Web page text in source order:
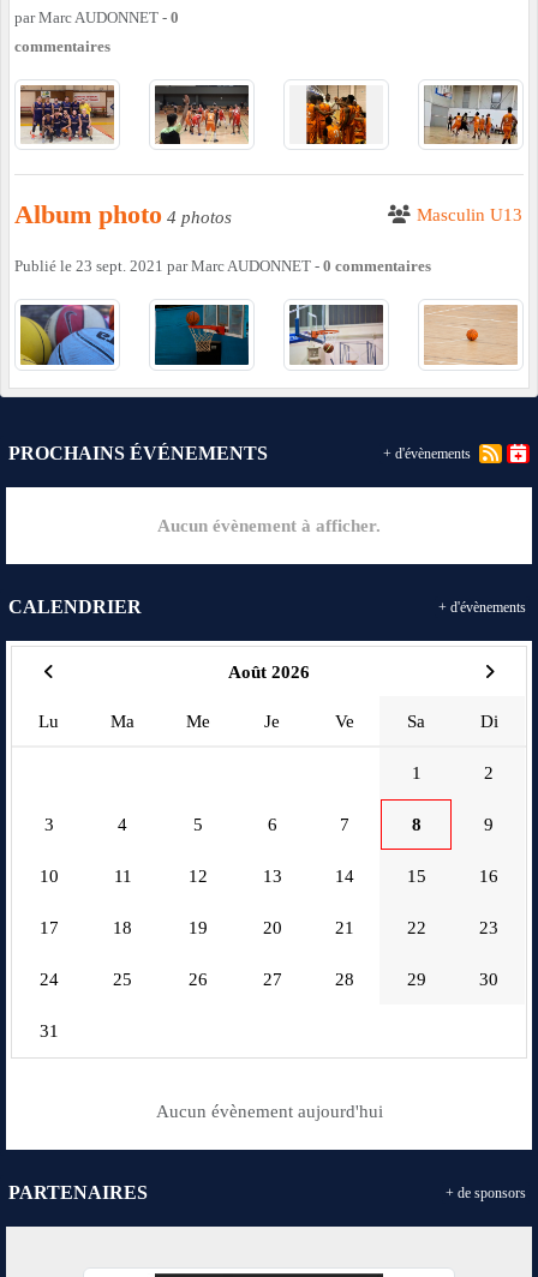
parMarc AUDONNET - 0
commentaires
Album photo 4 photos Masculin U13
Publié le 23 sept. 2021 parMarc AUDONNET - 0 commentaires
PROCHAINS ÉVÉNEMENTS
Aucun évènement à afficher.
+ d'évènements
CALENDRIER
Août 2026
Lu Ma Me Je Ve Sa Di
1 2
3 4 5 6 7 8 9
10 11 12 13 14 15 16
17 18 19 20 21 22 23
24 25 26 27 28 29 30
31
Aucun évènement aujourd'hui
+ d'évènements
PARTENAIRES + de sponsors